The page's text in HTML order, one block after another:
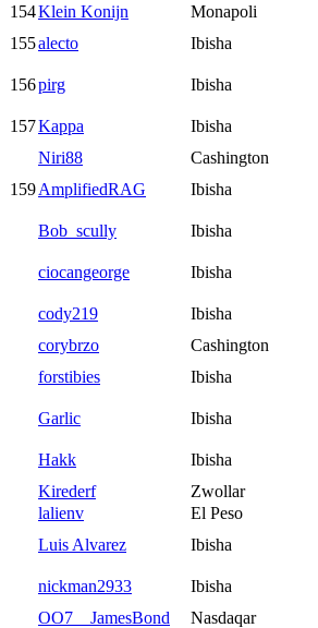
154Klein Konijn Monapoli
155alecto Ibisha
156pirg Ibisha
157Kappa Ibisha
Niri88
Cashington
159AmplifiedRAG Ibisha
Bob_scully Ibisha
ciocangeorge Ibisha
cody219 Ibisha
corybrzo
Cashington
forstibies
Ibisha
Garlic Ibisha
Hakk Ibisha
Kirederf
Zwollar
lalienv
El Peso
Luis Alvarez
Ibisha
nickman2933 Ibisha
OO7__JamesBond
Nasdaqar